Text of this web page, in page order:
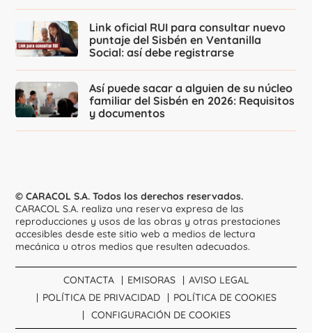
Link oficial RUI para consultar nuevo
puntaje del Sisbén en Ventanilla
Social: así debe registrarse
Así puede sacar a alguien de su núcleo
familiar del Sisbén en 2026: Requisitos
y documentos
© CARACOL S.A. Todos los derechos reservados.
CARACOL S.A. realiza una reserva expresa de las
reproducciones y usos de las obras y otras prestaciones
accesibles desde este sitio web a medios de lectura
mecánica u otros medios que resulten adecuados.
CONTACTA EMISORAS
AVISO LEGAL
POLÍTICA DE PRIVACIDAD
POLÍTICA DE COOKIES
CONFIGURACIÓN DE COOKIES